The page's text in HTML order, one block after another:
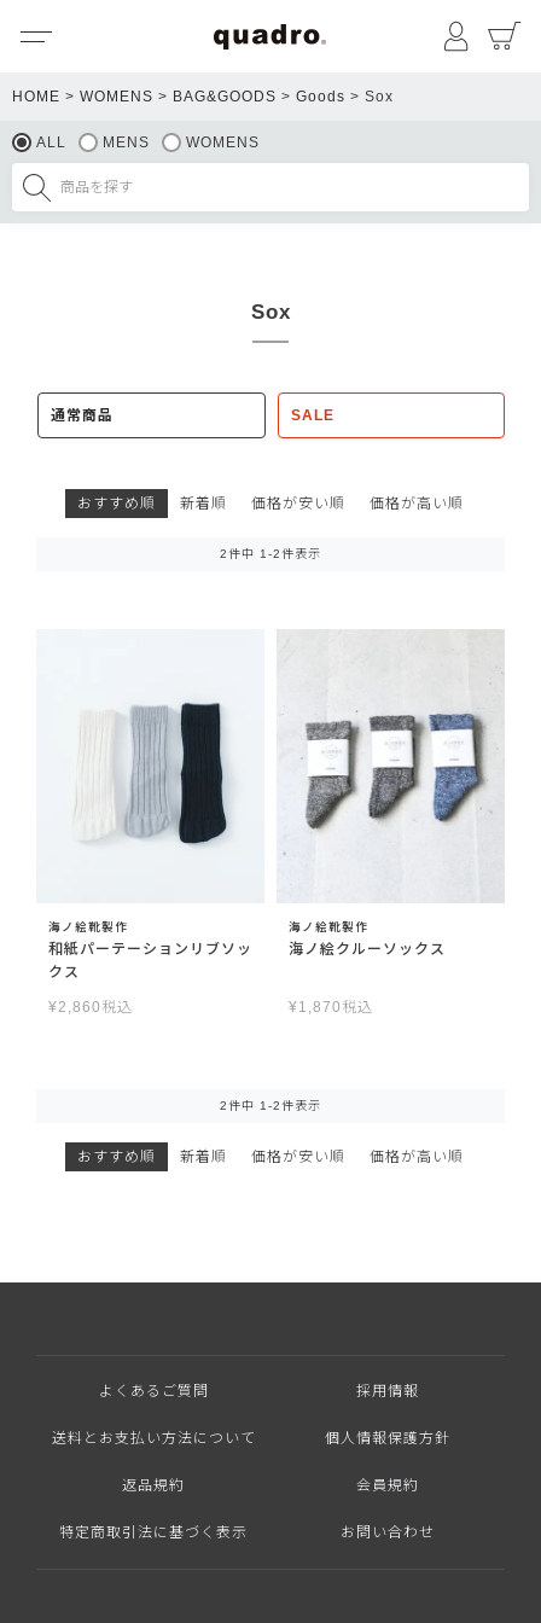
マイペ
HOME WOMENS BAG&GOODS Goods Sox
ALL MENS WOMENS
Sox
通常商品 SALE
おすすめ順 新着順 価格が安い順 価格が高い順
2件中 1 -2件表示
海ノ絵靴製作
和紙パーテーションリブソッ
クス
¥2,860 税込
海ノ絵靴製作
海ノ絵クルーソックス
¥1,870 税込
おすすめ順 新着順 価格が安い順 価格が高い順
2件中 1 -2件表示
よくあるご質問 採用情報
送料とお支払い方法について 個人情報保護方針
返品規約 会員規約
特定商取引法に基づく表示 お問い合わせ